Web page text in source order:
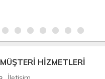
MÜŞTERİ HİZMETLERİ